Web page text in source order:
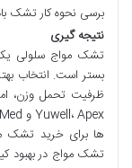
برسی نحوه کار تشک
نتیجه گیری
تشک مواج سلولی
بستر است. انتخاب
ظرفیت تحمل وزن،
ها برای خرید تشک
تشک مواج در بهبود